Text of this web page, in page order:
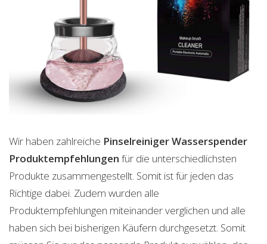
Wir haben zahlreiche Pinselreiniger Wasserspender
Produktempfehlungen für die unterschiedlichsten
Produkte zusammengestellt. Somit ist für jeden das
Richtige dabei. Zudem wurden alle
Produktempfehlungen miteinander verglichen und alle
haben sich bei bisherigen Käufern durchgesetzt. Somit